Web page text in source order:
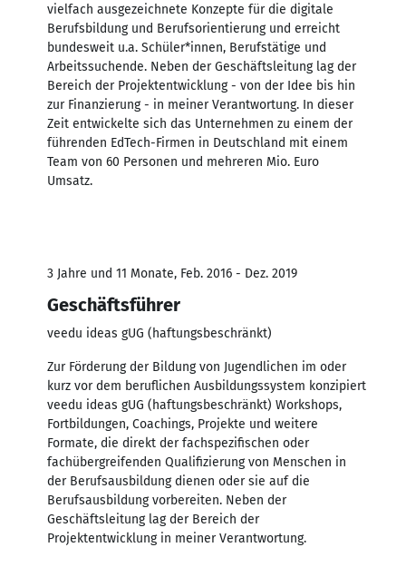
vielfach ausgezeichnete Konzepte für die digitale
Berufsbildung und Berufsorientierung und erreicht
bundesweit u.a. Schüler*innen, Berufstätige und
Arbeitssuchende. Neben der Geschäftsleitung lag der
Bereich der Projektentwicklung - von der Idee bis hin
zur Finanzierung - in meiner Verantwortung. In dieser
Zeit entwickelte sich das Unternehmen zu einem der
führenden EdTech-Firmen in Deutschland mit einem
Team von 60 Personen und mehreren Mio. Euro
Umsatz.
3 Jahre und 11 Monate, Feb. 2016 - Dez. 2019
Geschäftsführer
veedu ideas gUG (haftungsbeschränkt)
Zur Förderung der Bildung von Jugendlichen im oder
kurz vor dem beruflichen Ausbildungssystem konzipiert
veedu ideas gUG (haftungsbeschränkt) Workshops,
Fortbildungen, Coachings, Projekte und weitere
Formate, die direkt der fachspezifischen oder
fachübergreifenden Qualifizierung von Menschen in
der Berufsausbildung dienen oder sie auf die
Berufsausbildung vorbereiten. Neben der
Geschäftsleitung lag der Bereich der
Projektentwicklung in meiner Verantwortung.